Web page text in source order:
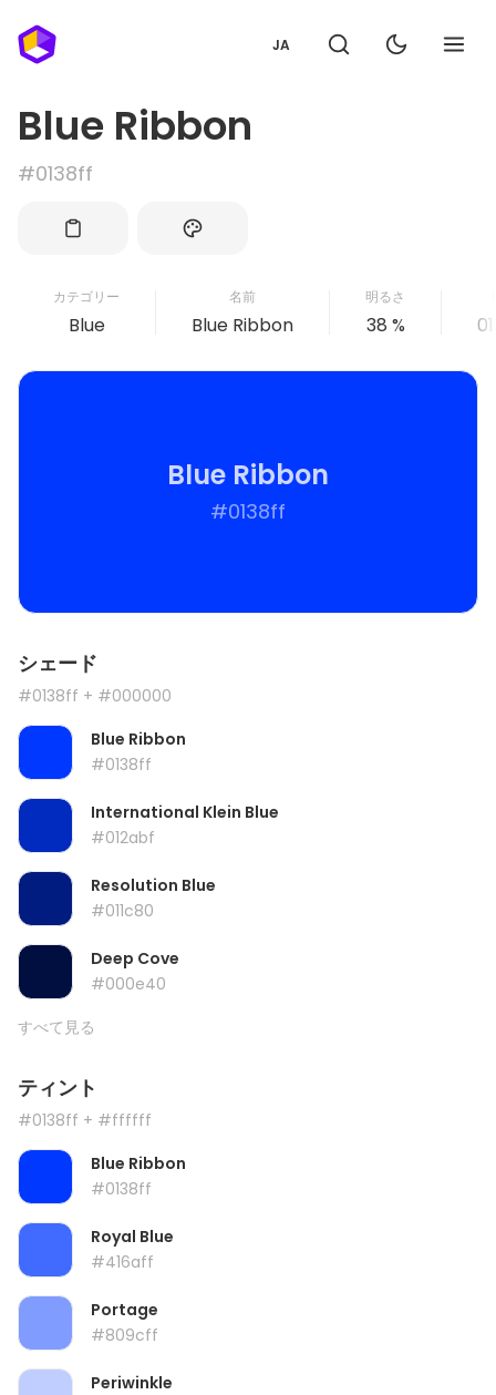
JA
Blue Ribbon
#0138ff
カテゴリー
Blue
名前
Blue Ribbon
明るさ
38 %
Blue Ribbon
#0138ff
シェード
#0138ff + #000000
Blue Ribbon
#0138ff
International Klein Blue
#012abf
Resolution Blue
#011c80
Deep Cove
#000e40
すべて見る
ティント
#0138ff + #ffffff
Blue Ribbon
#0138ff
Royal Blue
#416aff
Portage
#809cff
Periwinkle